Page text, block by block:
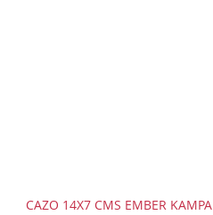
CAZO 14X7 CMS EMBER KAMPA